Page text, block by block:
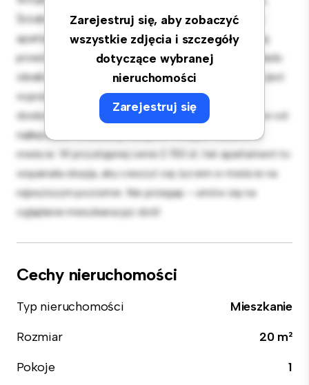
Zarejestruj się, aby zobaczyć
wszystkie zdjęcia i szczegóły
dotyczące wybranej
nieruchomości
Zarejestruj się
Śródmieście, Gdańsk, pomorskie! Ten nowoczesny
apartament z 1 sypialniami oferuje stylową i przytulną
przestrzeń do zamieszkania. Otwarta koncepcja układu
idealnie nadaje się do rozrywki, a elegancka kuchnia jest
wyposażona w najwyższej jakości sprzęt. Dzięki
doskonałej lokalizacji będziesz zaledwie kilka kroków od
najlepszych restauracji, sklepów i miejsc rozrywki w
mieście. W przystępnej cenie 2 150 zł, ten apartament to
wspaniała okazja, aby cieszyć się życiem w mieście na
najwyższym poziomie. Nie przegap – umów się na
oglądanie mieszkania już dziś!
Cechy nieruchomości
Typ nieruchomości
Mieszkanie
Rozmiar
20 m²
Pokoje
1